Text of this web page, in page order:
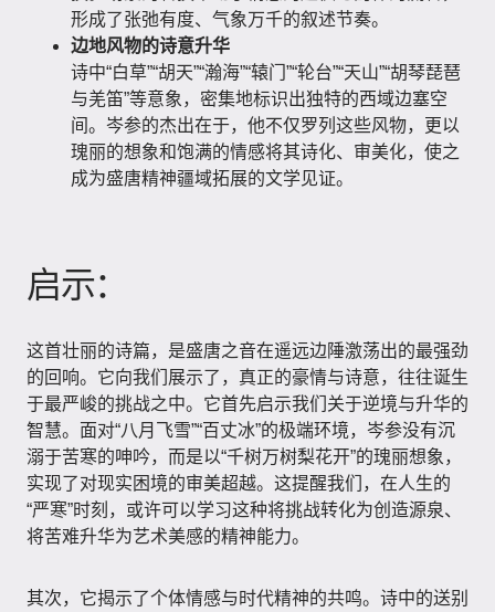
形成了张弛有度、气象万千的叙述节奏。
边地风物的诗意升华
诗中“白草”“胡天”“瀚海”“辕门”“轮台”“天山”“胡琴琵琶
与羌笛”等意象，密集地标识出独特的西域边塞空
间。岑参的杰出在于，他不仅罗列这些风物，更以
瑰丽的想象和饱满的情感将其诗化、审美化，使之
成为盛唐精神疆域拓展的文学见证。
启示：
这首壮丽的诗篇，是盛唐之音在遥远边陲激荡出的最强劲
的回响。它向我们展示了，真正的豪情与诗意，往往诞生
于最严峻的挑战之中。它首先启示我们关于逆境与升华的
智慧。面对“八月飞雪”“百丈冰”的极端环境，岑参没有沉
溺于苦寒的呻吟，而是以“千树万树梨花开”的瑰丽想象，
实现了对现实困境的审美超越。这提醒我们，在人生的
“严寒”时刻，或许可以学习这种将挑战转化为创造源泉、
将苦难升华为艺术美感的精神能力。
其次，它揭示了个体情感与时代精神的共鸣。诗中的送别